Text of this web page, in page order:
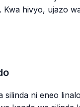
Kwa hivyo, ujazo
silinda ni eneo